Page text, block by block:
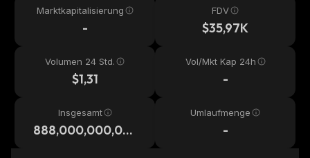
Marktkapitalisierung
-
FDV
$35,97K
Volumen 24 Std.
$1,31
Vol/Mkt Kap 24h
-
Insgesamt
888,000,000,00
Umlaufmenge
-